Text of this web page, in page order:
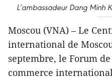
L’ambassadeur Dang Minh
Moscou (VNA) – Le
international de
septembre, le Forum
commerce